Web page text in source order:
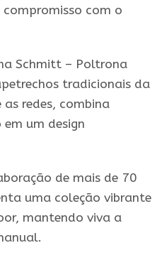
com o
Schmitt – Poltrona
tradicionais da
redes, combina
um design
de mais de 70
uma coleção vibrante
mantendo viva a